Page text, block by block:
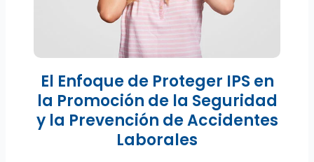
El Enfoque de Proteger IPS en
la Promoción de la Seguridad
y la Prevención de Accidentes
Laborales